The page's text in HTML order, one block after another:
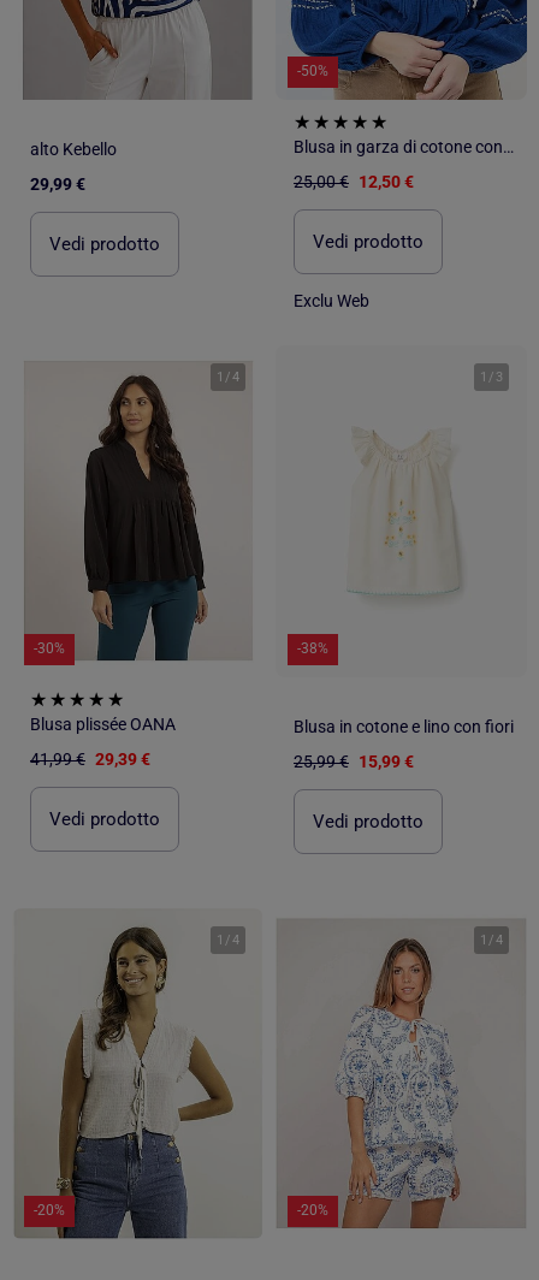
alto Kebello
29,99 €
Vedi prodotto
-50%
Blusa in garza di cotone con ricami fantasia e lacci al collo
25,00 € 12,50 €
Vedi prodotto
Exclu Web
1 /4
-30%
Blusa plissée OANA
41,99 € 29,39 €
Vedi prodotto
1 / 3
-38%
Blusa in cotone e lino con fiori
25,99 € 15,99 €
Vedi prodotto
1 /4
-20%
1 /4
-20%